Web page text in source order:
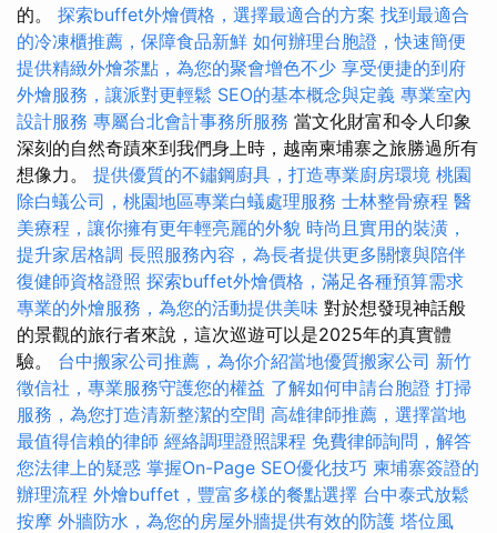
的。 探索buffet外燴價格，選擇最適合的方案 找到最適合
的冷凍櫃推薦，保障食品新鮮 如何辦理台胞證，快速簡便
提供精緻外燴茶點，為您的聚會增色不少 享受便捷的到府
外燴服務，讓派對更輕鬆 SEO的基本概念與定義 專業室內
設計服務 專屬台北會計事務所服務 當文化財富和令人印象
深刻的自然奇蹟來到我們身上時，越南柬埔寨之旅勝過所有
想像力。 提供優質的不鏽鋼廚具，打造專業廚房環境 桃園
除白蟻公司，桃園地區專業白蟻處理服務 士林整骨療程 醫
美療程，讓你擁有更年輕亮麗的外貌 時尚且實用的裝潢，
提升家居格調 長照服務內容，為長者提供更多關懷與陪伴
復健師資格證照 探索buffet外燴價格，滿足各種預算需求
專業的外燴服務，為您的活動提供美味 對於想發現神話般
的景觀的旅行者來說，這次巡遊可以是2025年的真實體
驗。 台中搬家公司推薦，為你介紹當地優質搬家公司 新竹
徵信社，專業服務守護您的權益 了解如何申請台胞證 打掃
服務，為您打造清新整潔的空間 高雄律師推薦，選擇當地
最值得信賴的律師 經絡調理證照課程 免費律師詢問，解答
您法律上的疑惑 掌握On-Page SEO優化技巧 柬埔寨簽證的
辦理流程 外燴buffet，豐富多樣的餐點選擇 台中泰式放鬆
按摩 外牆防水，為您的房屋外牆提供有效的防護 塔位風